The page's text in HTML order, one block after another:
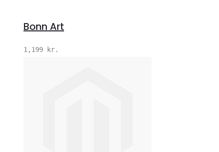
Bonn Art
1,199 kr.